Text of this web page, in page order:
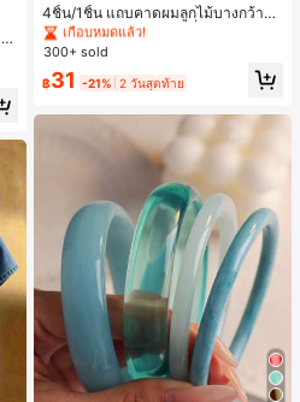
4ชิ้น/1ชิ้น แถบคาดผมลูกไม้บางกว้างยื
ดหยุ่นสำหรับผู้หญิง, แฟชั่นอเนกประสง
ค์พรีเมียมหรูหราสไตล์มินิมอล ผ้าพันคอ
หรับการออกไปข้างนอกประจำวัน, ลำล
น, การมัดผม, การจัดทรงผม, การแต่งห
น้า, การจับคู่ชุด, อุปกรณ์เสริมประดับผ
#1 ขายดี
ใน 20-30% อ อุปกรณ์ผมของผู้หญิง
เกือบหมดแล้ว!
#1 ขายดี
ใน 20-30% อ อุปกรณ์ผมของผู้หญิง
เกือบหมดแล้ว!
#1 ขายดี
เกือบหมดแล้ว!
300+ sold
฿31 -21% 2 วันสุดท้าย